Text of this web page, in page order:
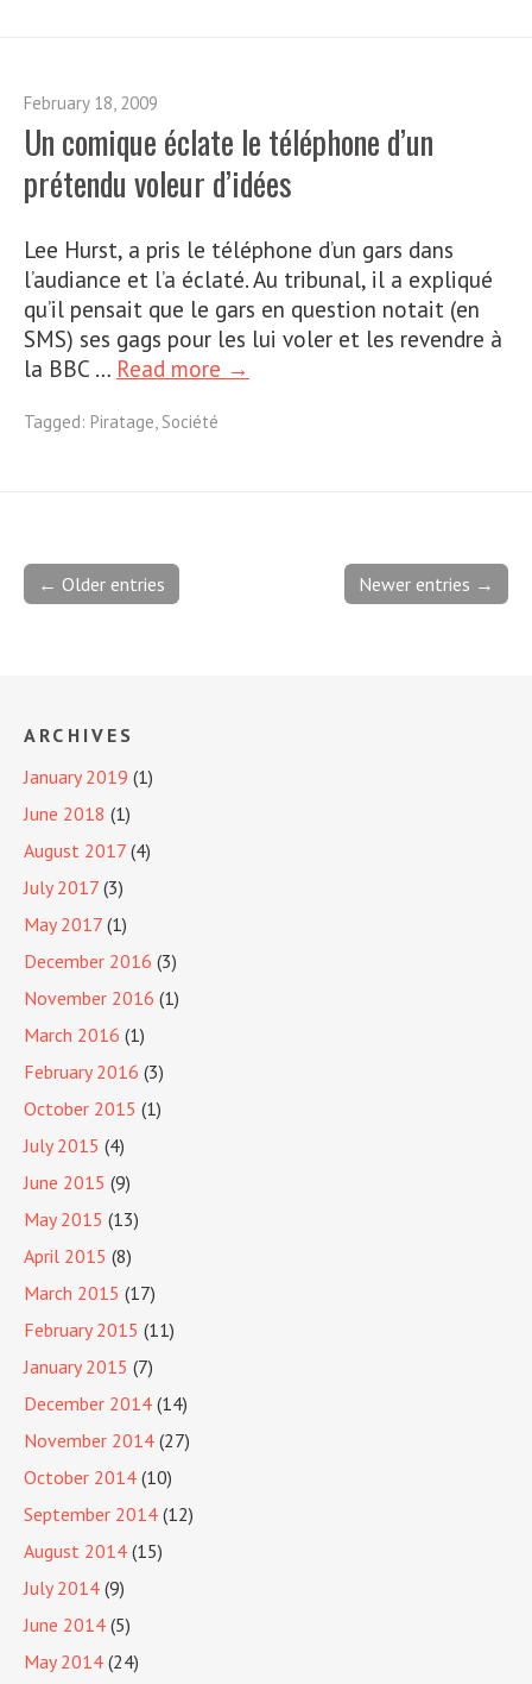
February 18, 2009
Un comique éclate le téléphone d’un
prétendu voleur d’idées
Lee Hurst, a pris le téléphone d’un gars dans
l’audiance et l’a éclaté. Au tribunal, il a expliqué
qu’il pensait que le gars en question notait (en
SMS) ses gags pour les lui voler et les revendre à
la BBC … Read more →
Tagged: Piratage, Société
← Older entries Newer entries →
ARCHIVES
January 2019 (1)
June 2018 (1)
August 2017 (4)
July 2017 (3)
May 2017 (1)
December 2016 (3)
November 2016 (1)
March 2016 (1)
February 2016 (3)
October 2015 (1)
July 2015 (4)
June 2015 (9)
May 2015 (13)
April 2015 (8)
March 2015 (17)
February 2015 (11)
January 2015 (7)
December 2014 (14)
November 2014 (27)
October 2014 (10)
September 2014 (12)
August 2014 (15)
July 2014 (9)
June 2014 (5)
May 2014 (24)